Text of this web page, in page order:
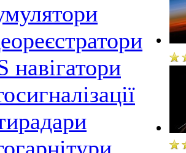
навігатори